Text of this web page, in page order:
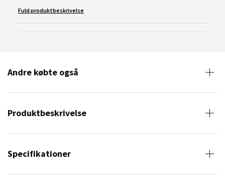
Fuld produktbeskrivelse
Andre købte også
Produktbeskrivelse
Specifikationer